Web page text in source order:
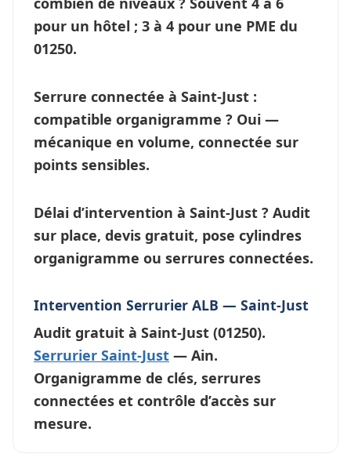
pour un hôtel ; 3 à 4 pour une PME du
01250.
Serrure connectée à Saint-Just :
compatible organigramme ? Oui —
mécanique en volume, connectée sur
points sensibles.
Délai d’intervention à Saint-Just ? Audit
sur place, devis gratuit, pose cylindres
organigramme ou serrures connectées.
Intervention Serrurier ALB — Saint-Just
Audit gratuit à Saint-Just (01250).
Serrurier Saint-Just — Ain.
Organigramme de clés, serrures
connectées et contrôle d’accès sur
mesure.